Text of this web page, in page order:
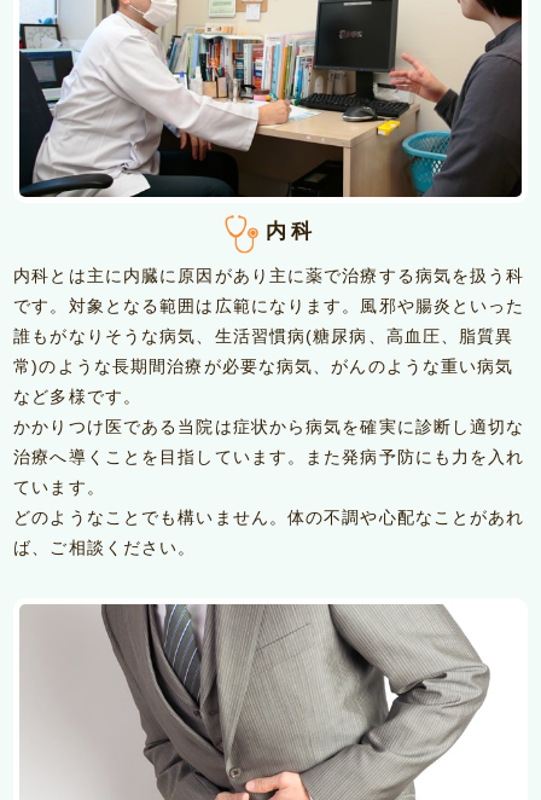
内科
内科とは主に内臓に原因があり主に薬で治療する病気を扱う科
です。対象となる範囲は広範になります。風邪や腸炎といった
誰もがなりそうな病気、生活習慣病(糖尿病、高血圧、脂質異
常)のような長期間治療が必要な病気、がんのような重い病気
など多様です。
かかりつけ医である当院は症状から病気を確実に診断し適切な
治療へ導くことを目指しています。また発病予防にも力を入れ
ています。
どのようなことでも構いません。体の不調や心配なことがあれ
ば、ご相談ください。